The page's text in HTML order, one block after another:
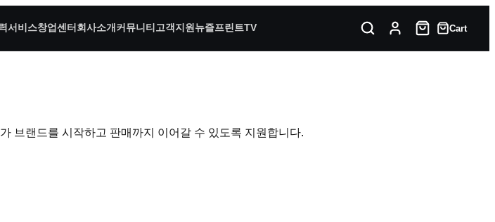
서비스창업센터 회사소개 커뮤니티 고객지원 뉴즐프린트TV Cart
브랜드를 시작하고 판매까지 이어갈 수 있도록 지원합니다.